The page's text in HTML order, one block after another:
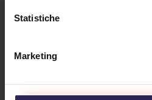
Statistiche
Marketing